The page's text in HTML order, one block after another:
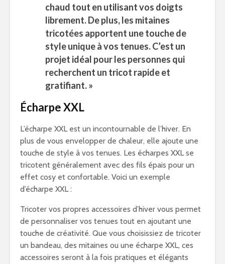
chaud tout en utilisant vos doigts
librement. De plus, les mitaines
tricotées apportent une touche de
style unique à vos tenues. C’est un
projet idéal pour les personnes qui
recherchent un tricot rapide et
gratifiant. »
Écharpe XXL
L’écharpe XXL est un incontournable de l’hiver. En
plus de vous envelopper de chaleur, elle ajoute une
touche de style à vos tenues. Les écharpes XXL se
tricotent généralement avec des fils épais pour un
effet cosy et confortable. Voici un exemple
d’écharpe XXL :
Tricoter vos propres accessoires d’hiver vous permet
de personnaliser vos tenues tout en ajoutant une
touche de créativité. Que vous choisissiez de tricoter
un bandeau, des mitaines ou une écharpe XXL, ces
accessoires seront à la fois pratiques et élégants